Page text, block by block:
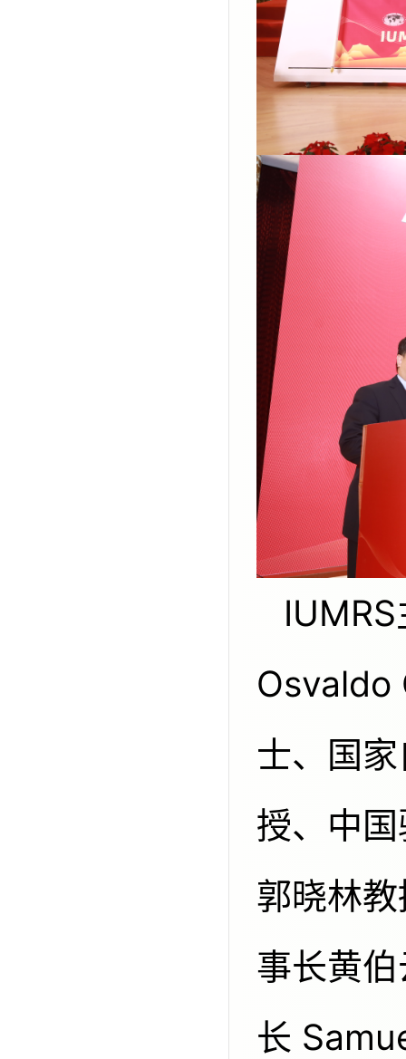
IUMRS主席Anil Kumar教授、前主席
Osvaldo
士、国
授、中
郭晓林
事长黄
长